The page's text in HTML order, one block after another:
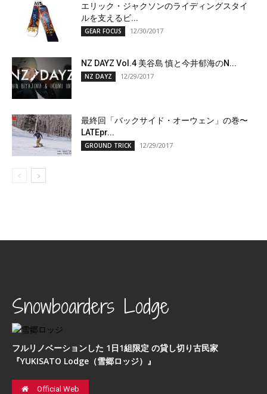
エリック・ジャクソンのライディングスタイ
ルを支えるビ...
GEAR FOCUS 12/30/2017
NZ DAYZ Vol.4 美谷島 慎と今井郁海のN...
NZ DAYZ 12/29/2017
最終回「バックサイド・オーウェン」の巻〜
LATEpr...
GROUND TRICK 12/29/2017
Snowboarders Lodge
フルリノベーションした 1日1組限定 の貸し切り古民家
『YUKISATO Lodge（雪郷ロッジ）』
Official Web